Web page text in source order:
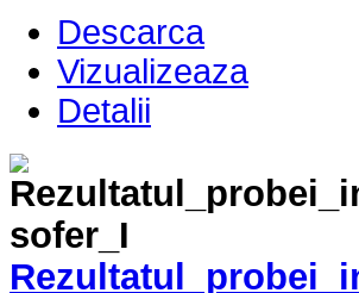
Descarca
Vizualizeaza
Detalii